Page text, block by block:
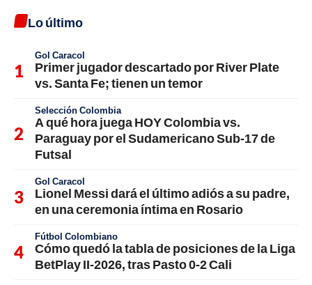
Lo último
Gol Caracol
Primer jugador descartado por River Plate
vs. Santa Fe; tienen un temor
Selección Colombia
A qué hora juega HOY Colombia vs.
Paraguay por el Sudamericano Sub-17 de
Futsal
Gol Caracol
Lionel Messi dará el último adiós a su padre,
en una ceremonia íntima en Rosario
Fútbol Colombiano
Cómo quedó la tabla de posiciones de la Liga
BetPlay II-2026, tras Pasto 0-2 Cali